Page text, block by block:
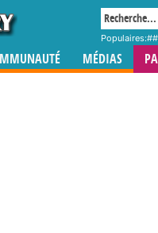
Populaires:
MÉDIAS